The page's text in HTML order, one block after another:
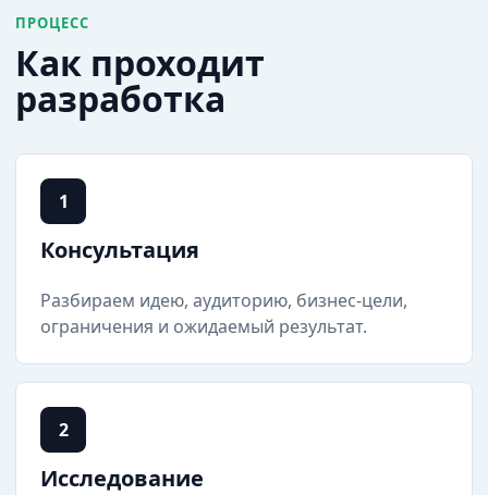
ПРОЦЕСС
Как проходит
разработка
1
Консультация
Разбираем идею, аудиторию, бизнес-цели,
ограничения и ожидаемый результат.
2
Исследование